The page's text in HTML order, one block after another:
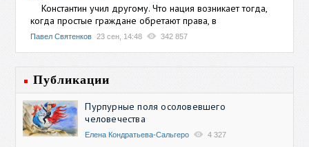
Константин учил другому. Что нация возникает тогда,
когда простые граждане обретают права, в
Павел Святенков 23 сен, 14:48 342 857
Публикации
Пурпурные поля осоловевшего
человечества
Елена Кондратьева-Сальгеро 4 327